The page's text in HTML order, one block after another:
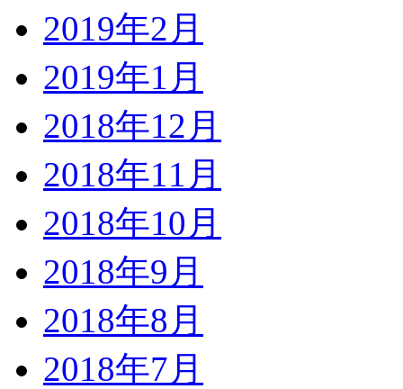
2019年2月
2019年1月
2018年12月
2018年11月
2018年10月
2018年9月
2018年8月
2018年7月